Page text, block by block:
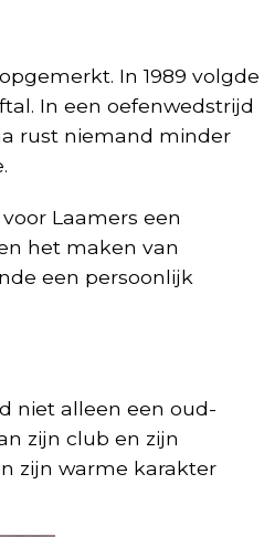
In 1989 volgde
In een oefenwedstrijd
rust niemand minder
Laamers een
het maken van
een persoonlijk
niet alleen een oud-
zijn club en zijn
zijn warme karakter